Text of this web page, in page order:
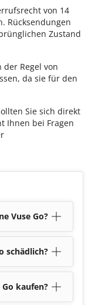
von 14
Rücksendungen
Zustand
der Regel von
da sie für den
Sie sich direkt
Ihnen bei Fragen
Vuse Go?
schädlich?
kaufen?